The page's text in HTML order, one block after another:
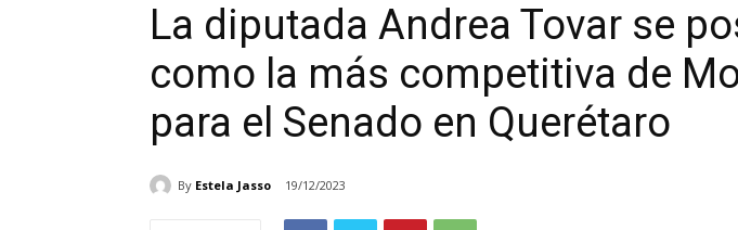
La diputada Andrea Tovar se
como la más competitiva de
para el Senado en Querétaro
By Estela Jasso 19/12/2023